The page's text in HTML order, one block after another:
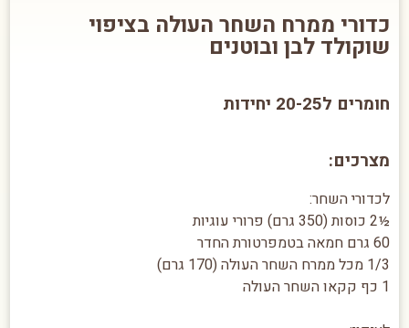
כדורי ממרח השחר העולה בציפוי
שוקולד לבן ובוטנים
חומרים ל20-25 יחידות
מצרכים:
לכדורי השחר:
½2 כוסות (350 גרם) פרורי עוגיות
60 גרם חמאה בטמפרטורת החדר
1/3 מכל ממרח השחר העולה (170 גרם)
1 כף קקאו השחר העולה